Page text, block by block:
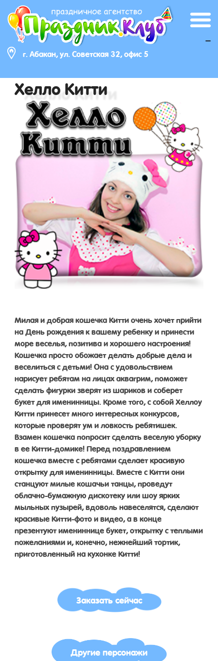
г. Абакан, ул. Советская 32, офис 5
_
Хелло Китти
Милая и добрая кошечка Китти очень хочет прийти
на День рождения к вашему ребенку и принести
море веселья, позитива и хорошего настроения!
Кошечка просто обожает делать добрые дела и
веселиться с детьми! Она с удовольствием
нарисует ребятам на лицах аквагрим, поможет
сделать фигурки зверят из шариков и соберет
букет для именинницы. Кроме того, с собой Хеллоу
Китти принесет много интересных конкурсов,
которые проверят ум и ловкость ребятишек.
Взамен кошечка попросит сделать веселую уборку
в ее Китти-домике! Перед поздравлением
кошечка вместе с ребятами сделает красивую
открытку для именинницы. Вместе с Китти они
станцуют милые кошачьи танцы, проведут
облачно-бумажную дискотеку или шоу ярких
мыльных пузырей, вдоволь навеселятся, сделают
красивые Китти-фото и видео, а в конце
презентуют имениннице букет, открытку с теплыми
пожеланиями и, конечно, нежнейший тортик,
приготовленный на кухонке Китти!
Заказать сейчас
Другие персонажи